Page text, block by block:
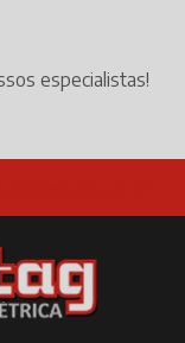
especialistas!